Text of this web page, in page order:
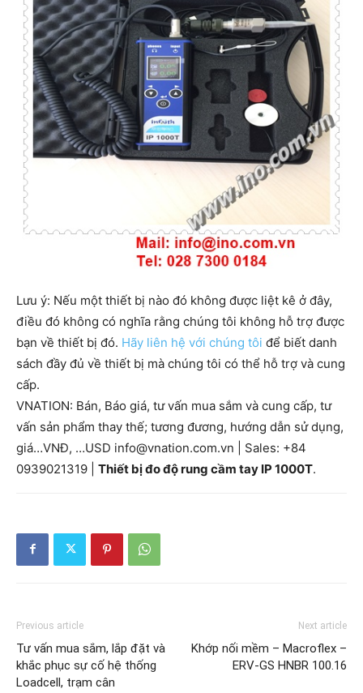
Lưu ý: Nếu một thiết bị nào đó không được liệt kê ở đây,
điều đó không có nghĩa rằng chúng tôi không hỗ trợ được
bạn về thiết bị đó. Hãy liên hệ với chúng tôi để biết danh
sách đầy đủ về thiết bị mà chúng tôi có thể hỗ trợ và cung
cấp.
VNATION: Bán, Báo giá, tư vấn mua sắm và cung cấp, tư
vấn sản phẩm thay thế; tương đương, hướng dẫn sử dụng,
giá…VNĐ, …USD info@vnation.com.vn | Sales: +84
0939021319 | Thiết bị đo độ rung cầm tay IP 1000T.
Previous article
Tư vấn mua sắm, lắp đặt và
khắc phục sự cố hệ thống
Loadcell, trạm cân
Next article
Khớp nối mềm – Macroflex –
ERV-GS HNBR 100.16